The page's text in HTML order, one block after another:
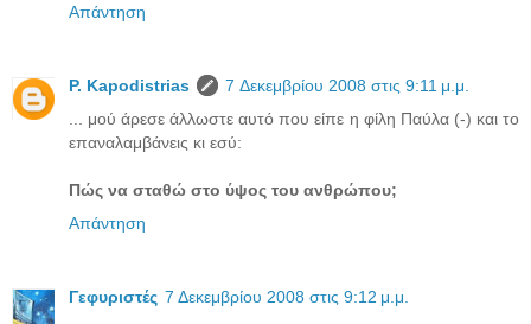
Απάντηση
P. Kapodistrias
7 Δεκεμβρίου 2008 στις 9:11 μ.μ.
... μού άρεσε άλλωστε αυτό που είπε η φίλη Παύλα (-) και το
επαναλαμβάνεις κι εσύ:
Πώς να σταθώ στο ύψος του ανθρώπου;
Απάντηση
Γεφυριστές 7 Δεκεμβρίου 2008 στις 9:12 μ.μ.